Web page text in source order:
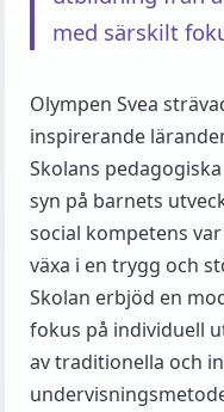
med särskilt
Olympen Svea
inspirerande
Skolans
syn på barnets
social kompetens
växa i en trygg och
Skolan erbjöd en
fokus på individuell
av traditionella och